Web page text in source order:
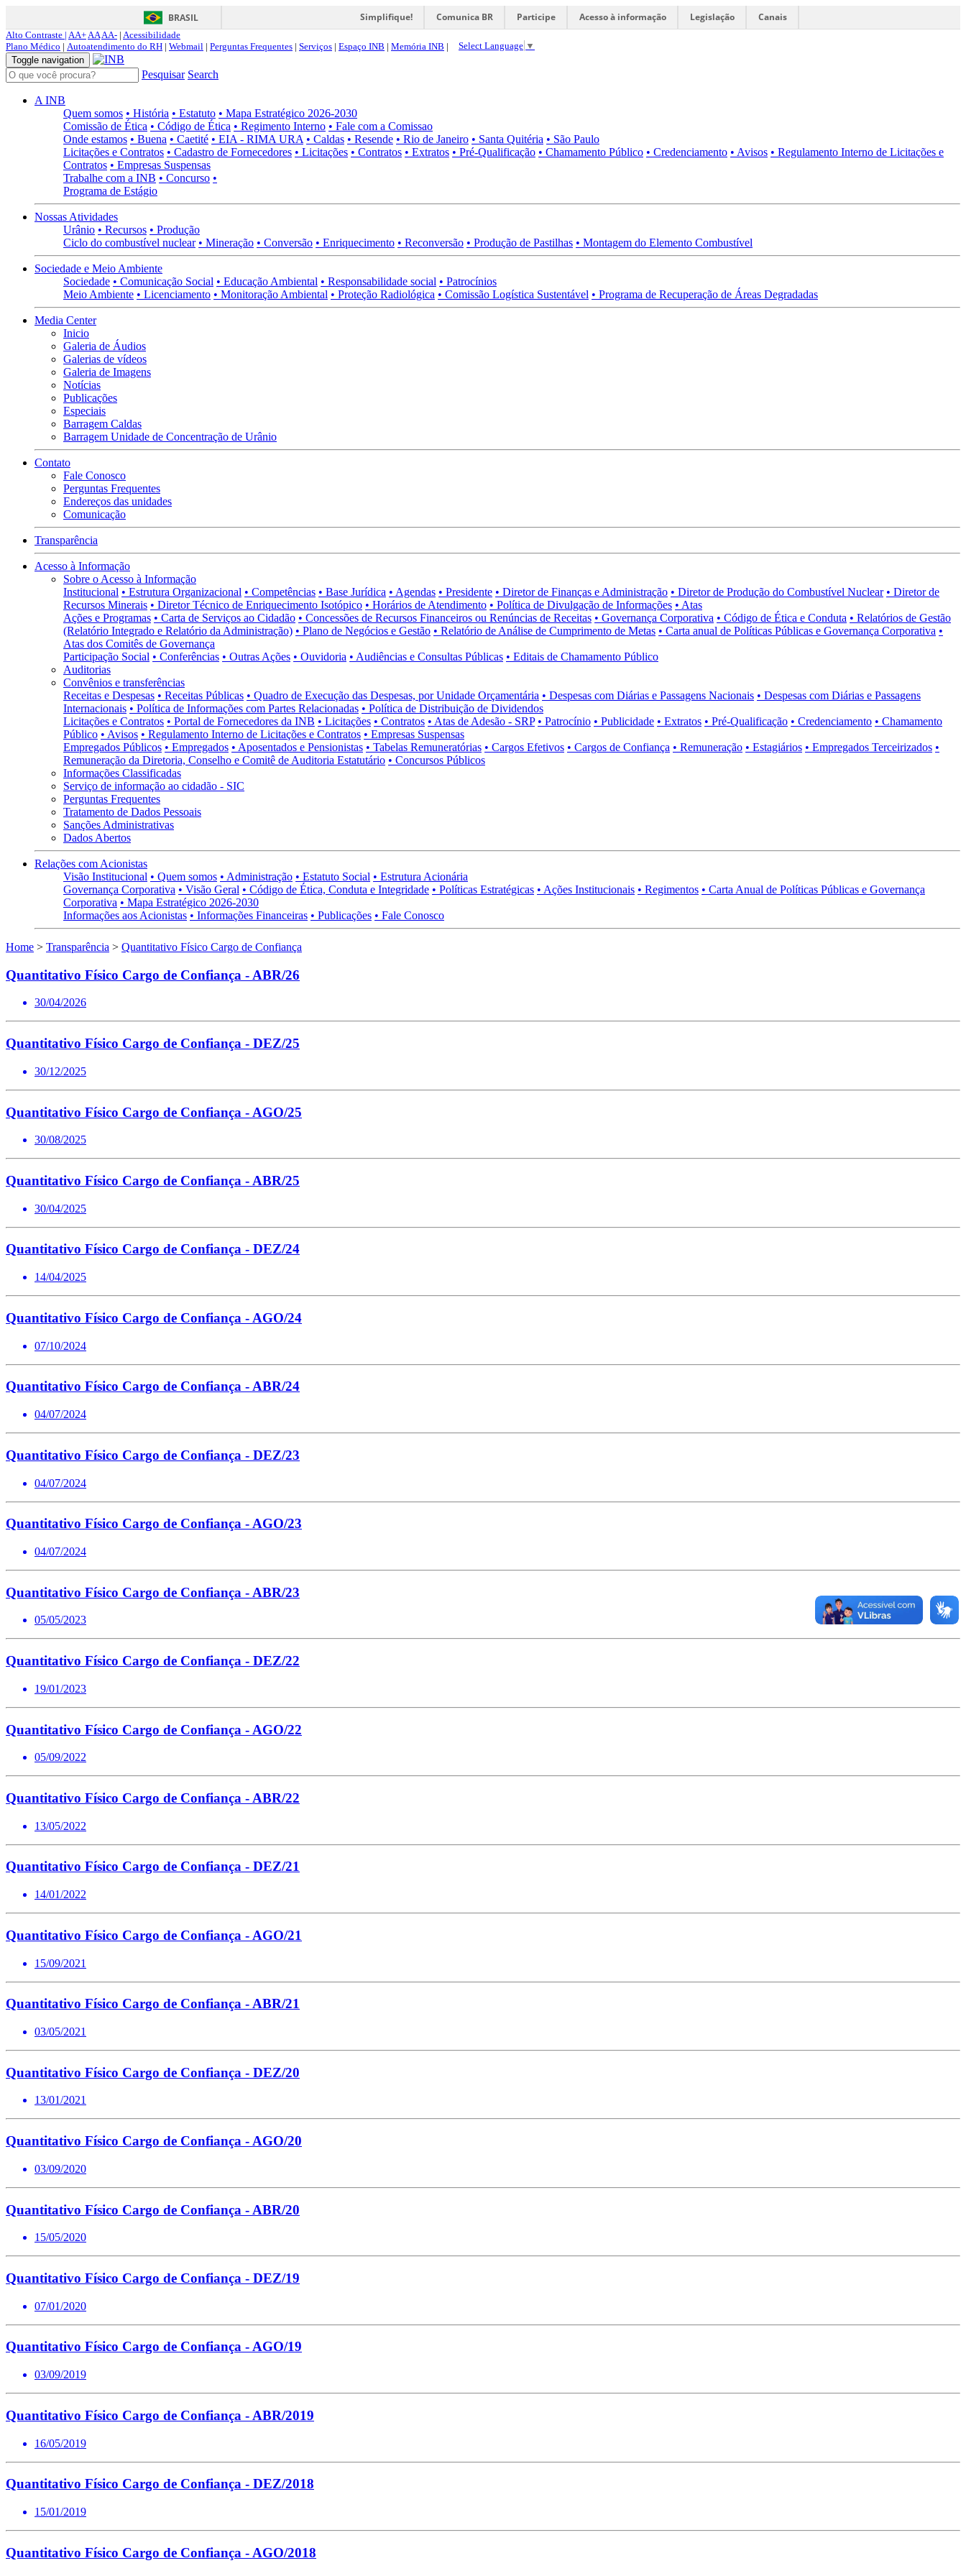
BRASIL Simplifique! Comunica BR Participe Acesso à informação Legislação Canais
Alto Contraste | AA+AAAA- | Acessibilidade
Plano Médico | Autoatendimento do RH | Webmail | Perguntas Frequentes | Serviços | Espaço INB | Memória INB | Select Language ▼
Toggle navigation
Pesquisar Search
A INB
Quem somos • História • Estatuto • Mapa Estratégico 2026-2030
Comissão de Ética • Código de Ética • Regimento Interno • Fale com a Comissao
Onde estamos • Buena • Caetité • EIA - RIMA URA • Caldas • Resende • Rio de Janeiro • Santa Quitéria • São Paulo
Licitações e Contratos • Cadastro de Fornecedores • Licitações • Contratos • Extratos • Pré-Qualificação • Chamamento Público • Credenciamento • Avisos • Regulamento Interno de Licitações e
Contratos • Empresas Suspensas
Trabalhe com a INB • Concurso •
Programa de Estágio
Nossas Atividades
Urânio • Recursos • Produção
Ciclo do combustível nuclear • Mineração • Conversão • Enriquecimento • Reconversão • Produção de Pastilhas • Montagem do Elemento Combustível
Sociedade e Meio Ambiente
Sociedade • Comunicação Social • Educação Ambiental • Responsabilidade social • Patrocínios
Meio Ambiente • Licenciamento • Monitoração Ambiental • Proteção Radiológica • Comissão Logística Sustentável • Programa de Recuperação de Áreas Degradadas
Media Center
Inicio
Galeria de Áudios
Galerias de vídeos
Galeria de Imagens
Notícias
Publicações
Especiais
Barragem Caldas
Barragem Unidade de Concentração de Urânio
Contato
Fale Conosco
Perguntas Frequentes
Endereços das unidades
Comunicação
Transparência
Acesso à Informação
Sobre o Acesso à Informação
Institucional • Estrutura Organizacional • Competências • Base Jurídica • Agendas • Presidente • Diretor de Finanças e Administração • Diretor de Produção do Combustível Nuclear • Diretor de
Recursos Minerais • Diretor Técnico de Enriquecimento Isotópico • Horários de Atendimento • Política de Divulgação de Informações • Atas
Ações e Programas • Carta de Serviços ao Cidadão • Concessões de Recursos Financeiros ou Renúncias de Receitas • Governança Corporativa • Código de Ética e Conduta • Relatórios de Gestão
(Relatório Integrado e Relatório da Administração) • Plano de Negócios e Gestão • Relatório de Análise de Cumprimento de Metas • Carta anual de Políticas Públicas e Governança Corporativa •
Atas dos Comitês de Governança
Participação Social • Conferências • Outras Ações • Ouvidoria • Audiências e Consultas Públicas • Editais de Chamamento Público
Auditorias
Convênios e transferências
Receitas e Despesas • Receitas Públicas • Quadro de Execução das Despesas, por Unidade Orçamentária • Despesas com Diárias e Passagens Nacionais • Despesas com Diárias e Passagens
Internacionais • Política de Informações com Partes Relacionadas • Política de Distribuição de Dividendos
Licitações e Contratos • Portal de Fornecedores da INB • Licitações • Contratos • Atas de Adesão - SRP • Patrocínio • Publicidade • Extratos • Pré-Qualificação • Credenciamento • Chamamento
Público • Avisos • Regulamento Interno de Licitações e Contratos • Empresas Suspensas
Empregados Públicos • Empregados • Aposentados e Pensionistas • Tabelas Remuneratórias • Cargos Efetivos • Cargos de Confiança • Remuneração • Estagiários • Empregados Terceirizados •
Remuneração da Diretoria, Conselho e Comitê de Auditoria Estatutário • Concursos Públicos
Informações Classificadas
Serviço de informação ao cidadão - SIC
Perguntas Frequentes
Tratamento de Dados Pessoais
Sanções Administrativas
Dados Abertos
Relações com Acionistas
Visão Institucional • Quem somos • Administração • Estatuto Social • Estrutura Acionária
Governança Corporativa • Visão Geral • Código de Ética, Conduta e Integridade • Políticas Estratégicas • Ações Institucionais • Regimentos • Carta Anual de Políticas Públicas e Governança
Corporativa • Mapa Estratégico 2026-2030
Informações aos Acionistas • Informações Financeiras • Publicações • Fale Conosco
Home > Transparência > Quantitativo Físico Cargo de Confiança
Quantitativo Físico Cargo de Confiança - ABR/26
30/04/2026
Quantitativo Físico Cargo de Confiança - DEZ/25
30/12/2025
Quantitativo Físico Cargo de Confiança - AGO/25
30/08/2025
Quantitativo Físico Cargo de Confiança - ABR/25
30/04/2025
Quantitativo Físico Cargo de Confiança - DEZ/24
14/04/2025
Quantitativo Físico Cargo de Confiança - AGO/24
07/10/2024
Quantitativo Físico Cargo de Confiança - ABR/24
04/07/2024
Quantitativo Físico Cargo de Confiança - DEZ/23
04/07/2024
Quantitativo Físico Cargo de Confiança - AGO/23
04/07/2024
Quantitativo Físico Cargo de Confiança - ABR/23
05/05/2023
Quantitativo Físico Cargo de Confiança - DEZ/22
19/01/2023
Quantitativo Físico Cargo de Confiança - AGO/22
05/09/2022
Quantitativo Físico Cargo de Confiança - ABR/22
13/05/2022
Quantitativo Físico Cargo de Confiança - DEZ/21
14/01/2022
Quantitativo Físico Cargo de Confiança - AGO/21
15/09/2021
Quantitativo Físico Cargo de Confiança - ABR/21
03/05/2021
Quantitativo Físico Cargo de Confiança - DEZ/20
13/01/2021
Quantitativo Físico Cargo de Confiança - AGO/20
03/09/2020
Quantitativo Físico Cargo de Confiança - ABR/20
15/05/2020
Quantitativo Físico Cargo de Confiança - DEZ/19
07/01/2020
Quantitativo Físico Cargo de Confiança - AGO/19
03/09/2019
Quantitativo Físico Cargo de Confiança - ABR/2019
16/05/2019
Quantitativo Físico Cargo de Confiança - DEZ/2018
15/01/2019
Quantitativo Físico Cargo de Confiança - AGO/2018